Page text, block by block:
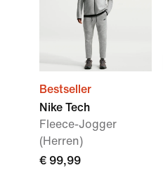
Bestseller
Nike Tech
Fleece-Jogger
(Herren)
€ 99,99